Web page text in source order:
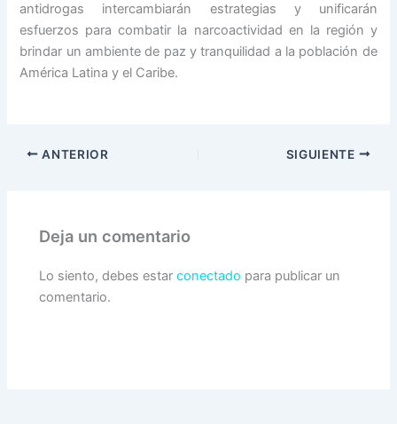
antidrogas intercambiarán estrategias y unificarán
esfuerzos para combatir la narcoactividad en la región y
brindar un ambiente de paz y tranquilidad a la población de
América Latina y el Caribe.
ANTERIOR SIGUIENTE
Deja un comentario
Lo siento, debes estarconectado para publicar un
comentario.